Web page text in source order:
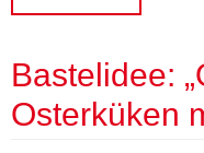
Bastelidee:
Osterküken